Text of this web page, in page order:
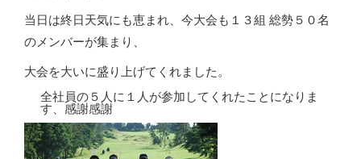
当日は終日天気にも恵まれ、今大会も１３組 総勢５０名
のメンバーが集まり、
大会を大いに盛り上げてくれました。
全社員の５人に１人が参加してくれたことになりま
す、感謝感謝